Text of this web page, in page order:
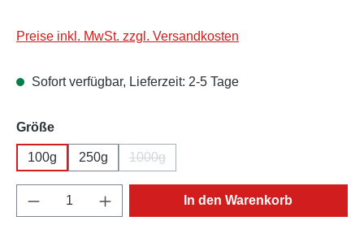
Preise inkl. MwSt. zzgl. Versandkosten
Sofort verfügbar, Lieferzeit: 2-5 Tage
Größeauswählen
100g 250g 1000g
(Diese Option ist zurzeit nicht verfügbar.)
Produkt Anzahl: Gib den gewünschten
In den Warenkorb